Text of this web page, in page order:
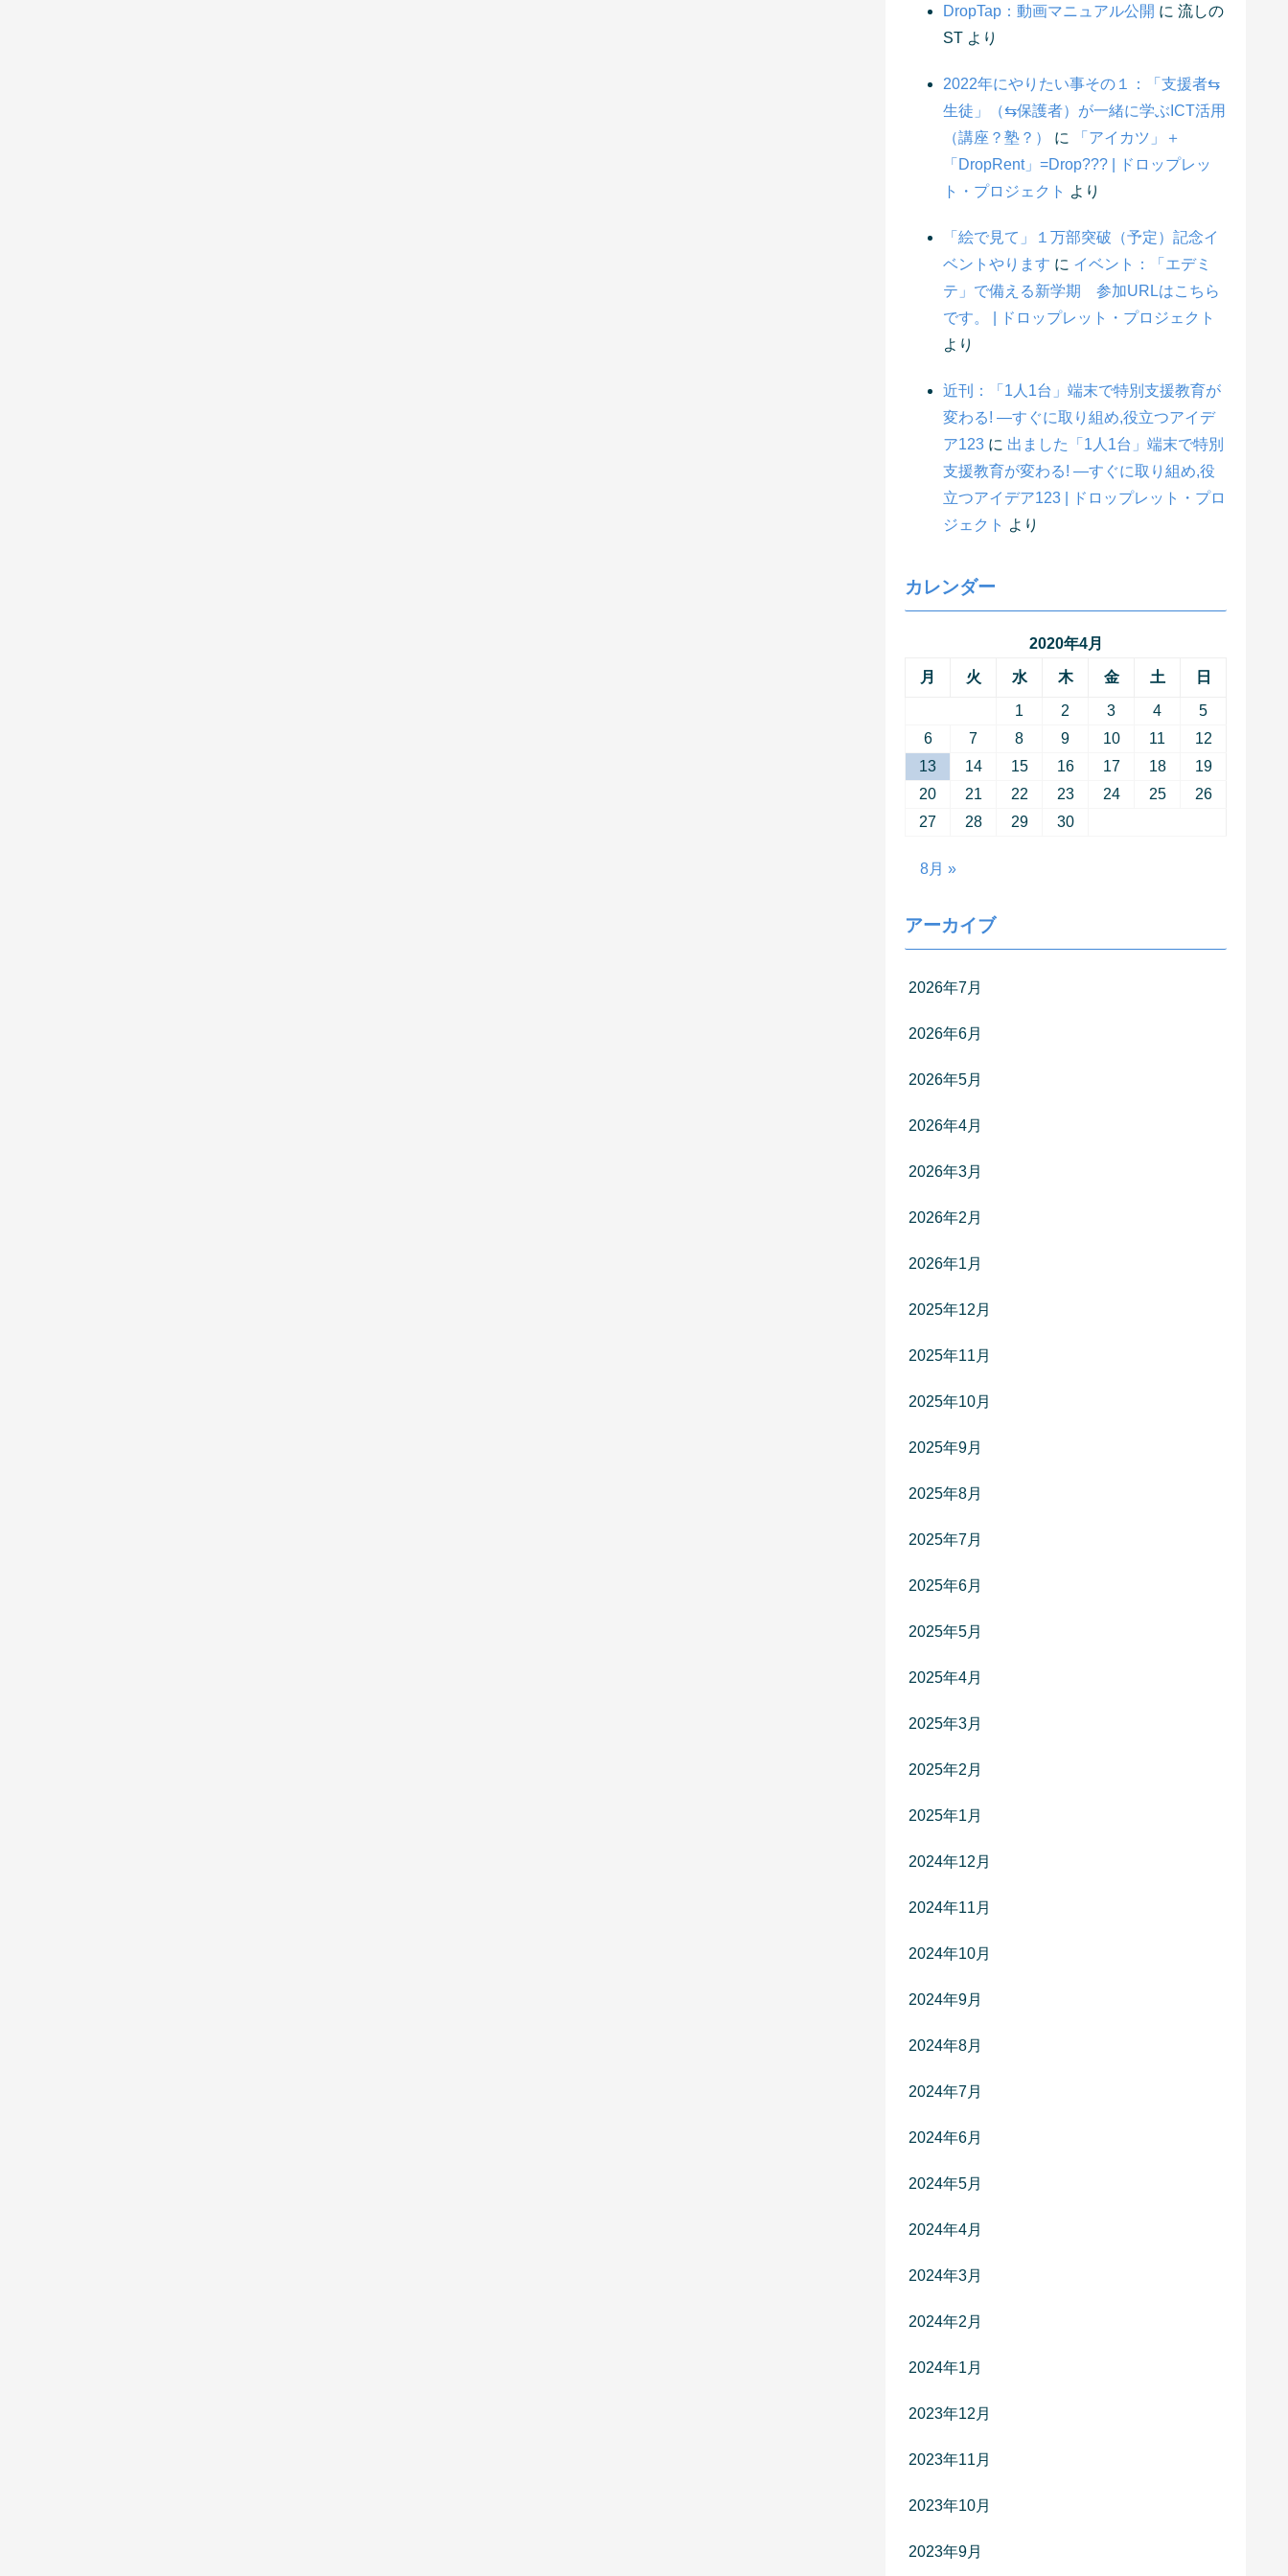
DropTap：動画マニュアル公開 に 流しの
ST より
2022年にやりたい事その１：「支援者⇆
生徒」（⇆保護者）が一緒に学ぶICT活用
（講座？塾？）
に
「アイカツ」＋
「DropRent」=Drop??? | ドロップレッ
ト・プロジェクト より
「絵で見て」１万部突破（予定）記念イ
ベントやります に イベント：「エデミ
テ」で備える新学期 参加URLはこちら
です。 | ドロップレット・プロジェクト
より
近刊：「1人1台」端末で特別支援教育が
変わる! ―すぐに取り組め,役立つアイデ
ア123 に 出ました「1人1台」端末で特別
支援教育が変わる! ―すぐに取り組め,役
立つアイデア123 | ドロップレット・プロ
ジェクト より
カレンダー
2020年4月
月 火 水 木 金 土 日
1 2 3 4
5
6
7 8 9 10 11
12
13
14 15 16 17 18
19
20
21 22 23 24 25
26
27
28 29 30
8月 »
アーカイブ
2026年7月
2026年6月
2026年5月
2026年4月
2026年3月
2026年2月
2026年1月
2025年12月
2025年11月
2025年10月
2025年9月
2025年8月
2025年7月
2025年6月
2025年5月
2025年4月
2025年3月
2025年2月
2025年1月
2024年12月
2024年11月
2024年10月
2024年9月
2024年8月
2024年7月
2024年6月
2024年5月
2024年4月
2024年3月
2024年2月
2024年1月
2023年12月
2023年11月
2023年10月
2023年9月